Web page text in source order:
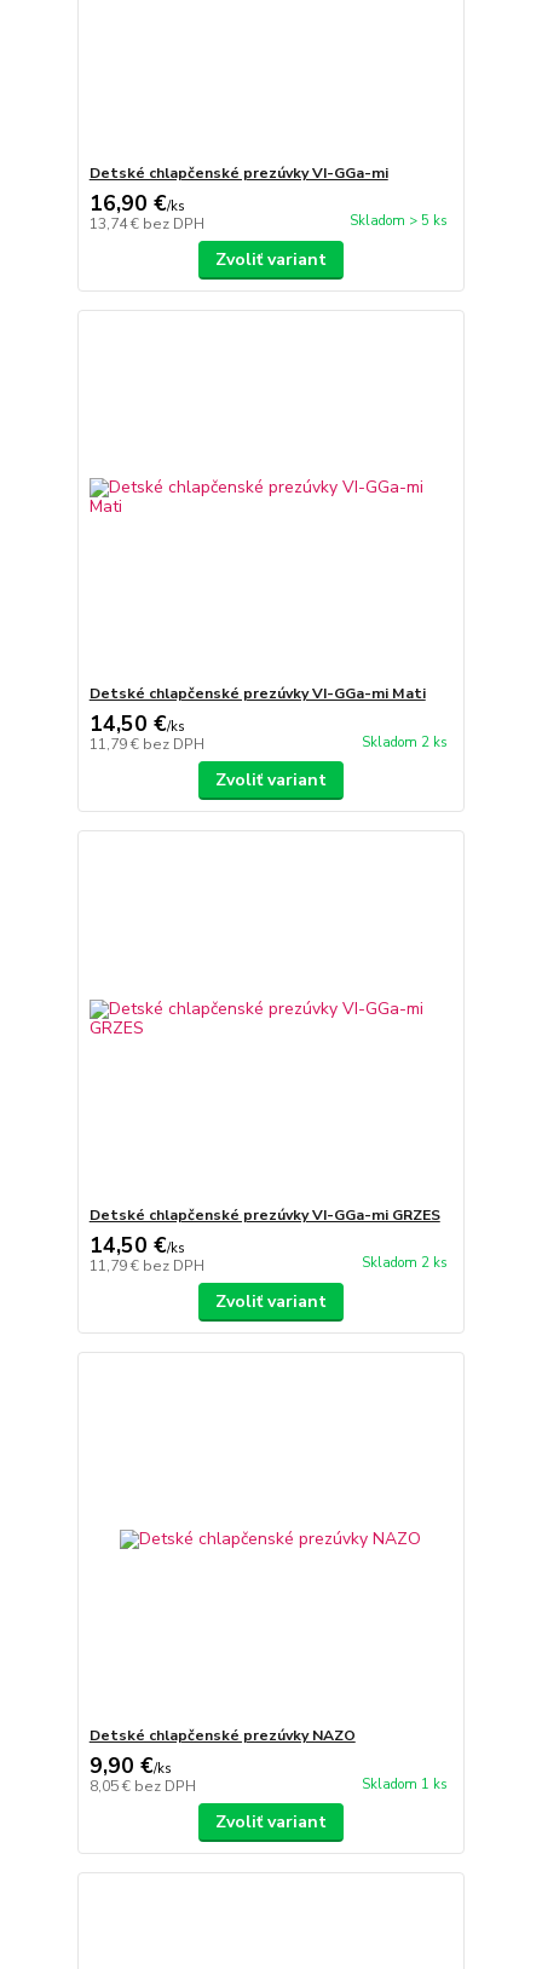
Detské chlapčenské prezúvky VI-GGa-mi
16,90 €/ks
13,74 € bez DPH Skladom > 5 ks
Zvoliť variant
Detské chlapčenské prezúvky VI-GGa-mi Mati
14,50 €/ks
11,79 € bez DPH Skladom 2 ks
Zvoliť variant
Detské chlapčenské prezúvky VI-GGa-mi GRZES
14,50 €/ks
11,79 € bez DPH Skladom 2 ks
Zvoliť variant
Detské chlapčenské prezúvky NAZO
9,90 €/ks
8,05 € bez DPH Skladom 1 ks
Zvoliť variant